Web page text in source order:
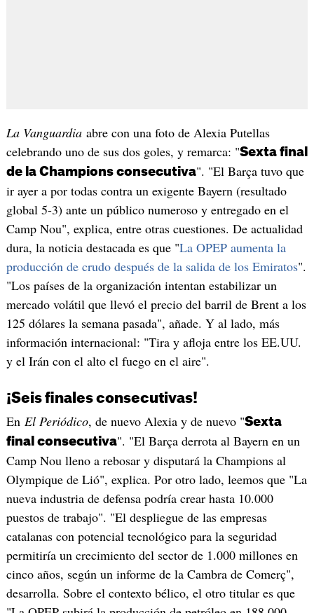
La Vanguardiaabre con una foto de Alexia Putellas
celebrando uno de sus dos goles, y remarca: "Sexta final
de la Champions consecutiva". "El Barça tuvo que
ir ayer a por todas contra un exigente Bayern (resultado
global 5-3) ante un público numeroso y entregado en el
Camp Nou", explica, entre otras cuestiones. De actualidad
dura, la noticia destacada es que "La OPEP aumenta la
producción de crudo después de la salida de los Emiratos".
"Los países de la organización intentan estabilizar un
mercado volátil que llevó el precio del barril de Brent a los
125 dólares la semana pasada", añade. Y al lado, más
información internacional: "Tira y afloja entre los EE.UU.
y el Irán con el alto el fuego en el aire".
¡Seis finales consecutivas!
En El Periódico, de nuevo Alexia y de nuevo "Sexta
final consecutiva". "El Barça derrota al Bayern en un
Camp Nou lleno a rebosar y disputará la Champions al
Olympique de Lió", explica. Por otro lado, leemos que "La
nueva industria de defensa podría crear hasta 10.000
puestos de trabajo". "El despliegue de las empresas
catalanas con potencial tecnológico para la seguridad
permitiría un crecimiento del sector de 1.000 millones en
cinco años, según un informe de la Cambra de Comerç",
desarrolla. Sobre el contexto bélico, el otro titular es que